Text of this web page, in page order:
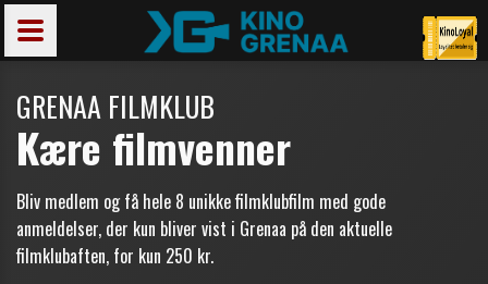
GRENAA FILMKLUB
Kære filmvenner
Bliv medlem og få hele 8 unikke filmklubfilm med gode
anmeldelser, der kun bliver vist i Grenaa på den aktuelle
filmklubaften, for kun 250 kr.